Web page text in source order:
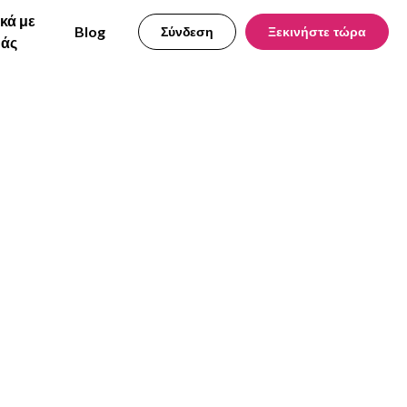
με
Blog Σύνδεση Ξεκινήστε τώρα